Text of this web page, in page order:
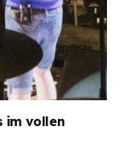
im vollen